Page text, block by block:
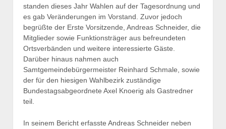
standen dieses Jahr Wahlen auf der Tagesordnung und
es gab Veränderungen im Vorstand. Zuvor jedoch
begrüßte der Erste Vorsitzende, Andreas Schneider, die
Mitglieder sowie Funktionsträger aus befreundeten
Ortsverbänden und weitere interessierte Gäste.
Darüber hinaus nahmen auch
Samtgemeindebürgermeister Reinhard Schmale, sowie
der für den hiesigen Wahlbezirk zuständige
Bundestagsabgeordnete Axel Knoerig als Gastredner
teil.
In seinem Bericht erfasste Andreas Schneider neben